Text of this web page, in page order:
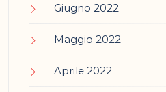
Giugno 2022
Maggio 2022
Aprile 2022